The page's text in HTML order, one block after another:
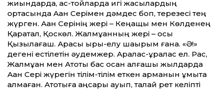
жиындарда, ас-тойларда игі жақсылардың
ортасында Ақан Серімен дәмдес боп, терезесі тең
жүрген. Ақан Серінің жері – Кеңащы мен Көлденең
Қаратал, Қоскөл. Жалмұқанның жері – осы
Қызылағаш. Арасы қырық-елу шақырым ғана. «Ә!»
дегені естілетін әудемжер. Аралас-құралас ел. Рас,
Жалмұқан мен Ақтоқты бас қосқан алғашқы жылдарда
Ақан Сері жүрегін тілім-тілім еткен арманын ұмыта
алмаған. Ақтоқтыға аңсары ауып, талай рет келіпті